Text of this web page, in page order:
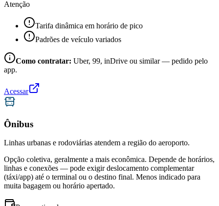
Atenção
Tarifa dinâmica em horário de pico
Padrões de veículo variados
Como contratar: Uber, 99, inDrive ou similar — pedido pelo
app.
Acessar
Ônibus
Linhas urbanas e rodoviárias atendem a região do aeroporto.
Opção coletiva, geralmente a mais econômica. Depende de horários,
linhas e conexões — pode exigir deslocamento complementar
(táxi/app) até o terminal ou o destino final. Menos indicado para
muita bagagem ou horário apertado.